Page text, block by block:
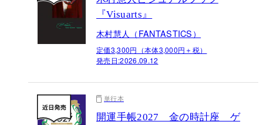
『Visuarts』
木村慧人（FANTASTICS）
定価3,300円（本体3,000円＋税）
発売日:2026.09.12
単行本
開運手帳2027 金の時計座 ゲ